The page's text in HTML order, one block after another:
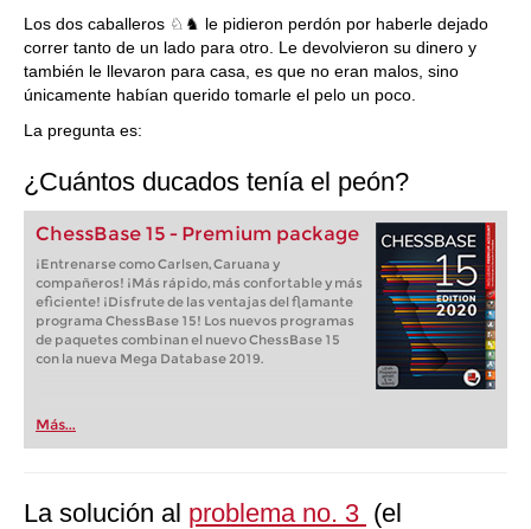
Los dos caballeros ♘♞ le pidieron perdón por haberle dejado
correr tanto de un lado para otro. Le devolvieron su dinero y
también le llevaron para casa, es que no eran malos, sino
únicamente habían querido tomarle el pelo un poco.
La pregunta es:
¿Cuántos ducados tenía el peón?
ChessBase 15 - Premium package
¡Entrenarse como Carlsen, Caruana y
compañeros! ¡Más rápido, más confortable y más
eficiente! ¡Disfrute de las ventajas del flamante
programa ChessBase 15! Los nuevos programas
de paquetes combinan el nuevo ChessBase 15
con la nueva Mega Database 2019.
Más...
La solución al problema no. 3 (el